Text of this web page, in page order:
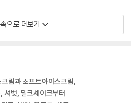
지빙수. 일명 ‘후쿠로고리’의 시작은 195
는 사람이나 동아리 활동 후 더위를 식히
군이다. 지금도 규슈의 편의점, 슈퍼, 휴게
수를 볼 수 있지만, 전성기 시절의 여름에
빙수로 가득 찼던 적도 있었다고 한다. 먹
으로 더보기
림과 소프트아이스크림,
셔벗, 밀크셰이크부터